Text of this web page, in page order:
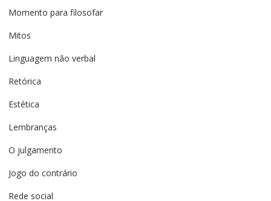
Momento para filosofar
Mitos
Linguagem não verbal
Retórica
Estética
Lembranças
O julgamento
Jogo do contrário
Rede social